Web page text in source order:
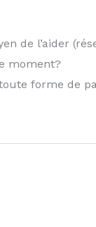
de l’aider
moment?
forme de